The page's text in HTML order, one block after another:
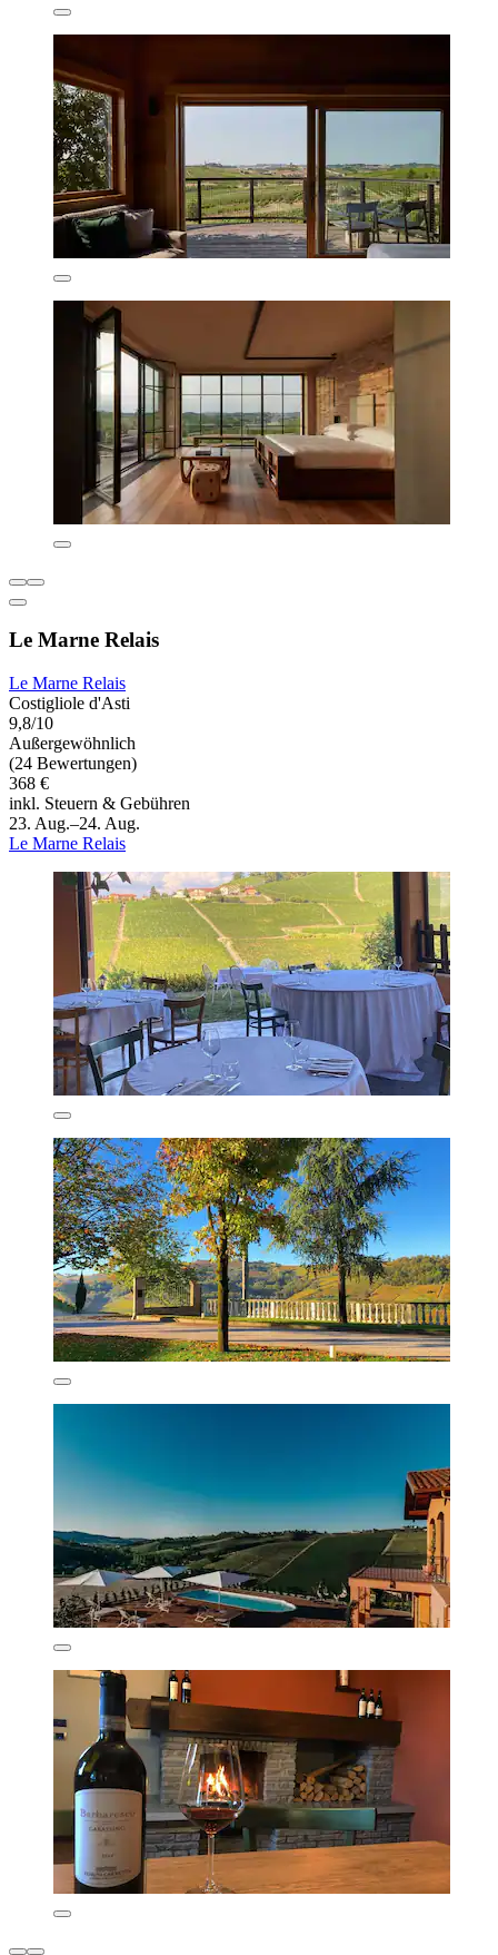
Le Marne Relais
Le Marne Relais
Costigliole d'Asti
9,8/10
Außergewöhnlich
(24 Bewertungen)
368 €
inkl. Steuern & Gebühren
23. Aug.–24. Aug.
Le Marne Relais